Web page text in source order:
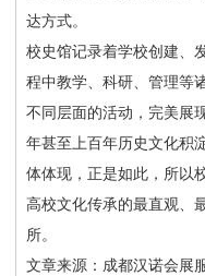
达方式。
校史馆记录着学校创建、
程中教学、科研、管理等
不同层面的活动，完美展
年甚至上百年历史文化积
体体现，正是如此，所以
高校文化传承的最直观、
所。
文章来源：成都汉诺会展